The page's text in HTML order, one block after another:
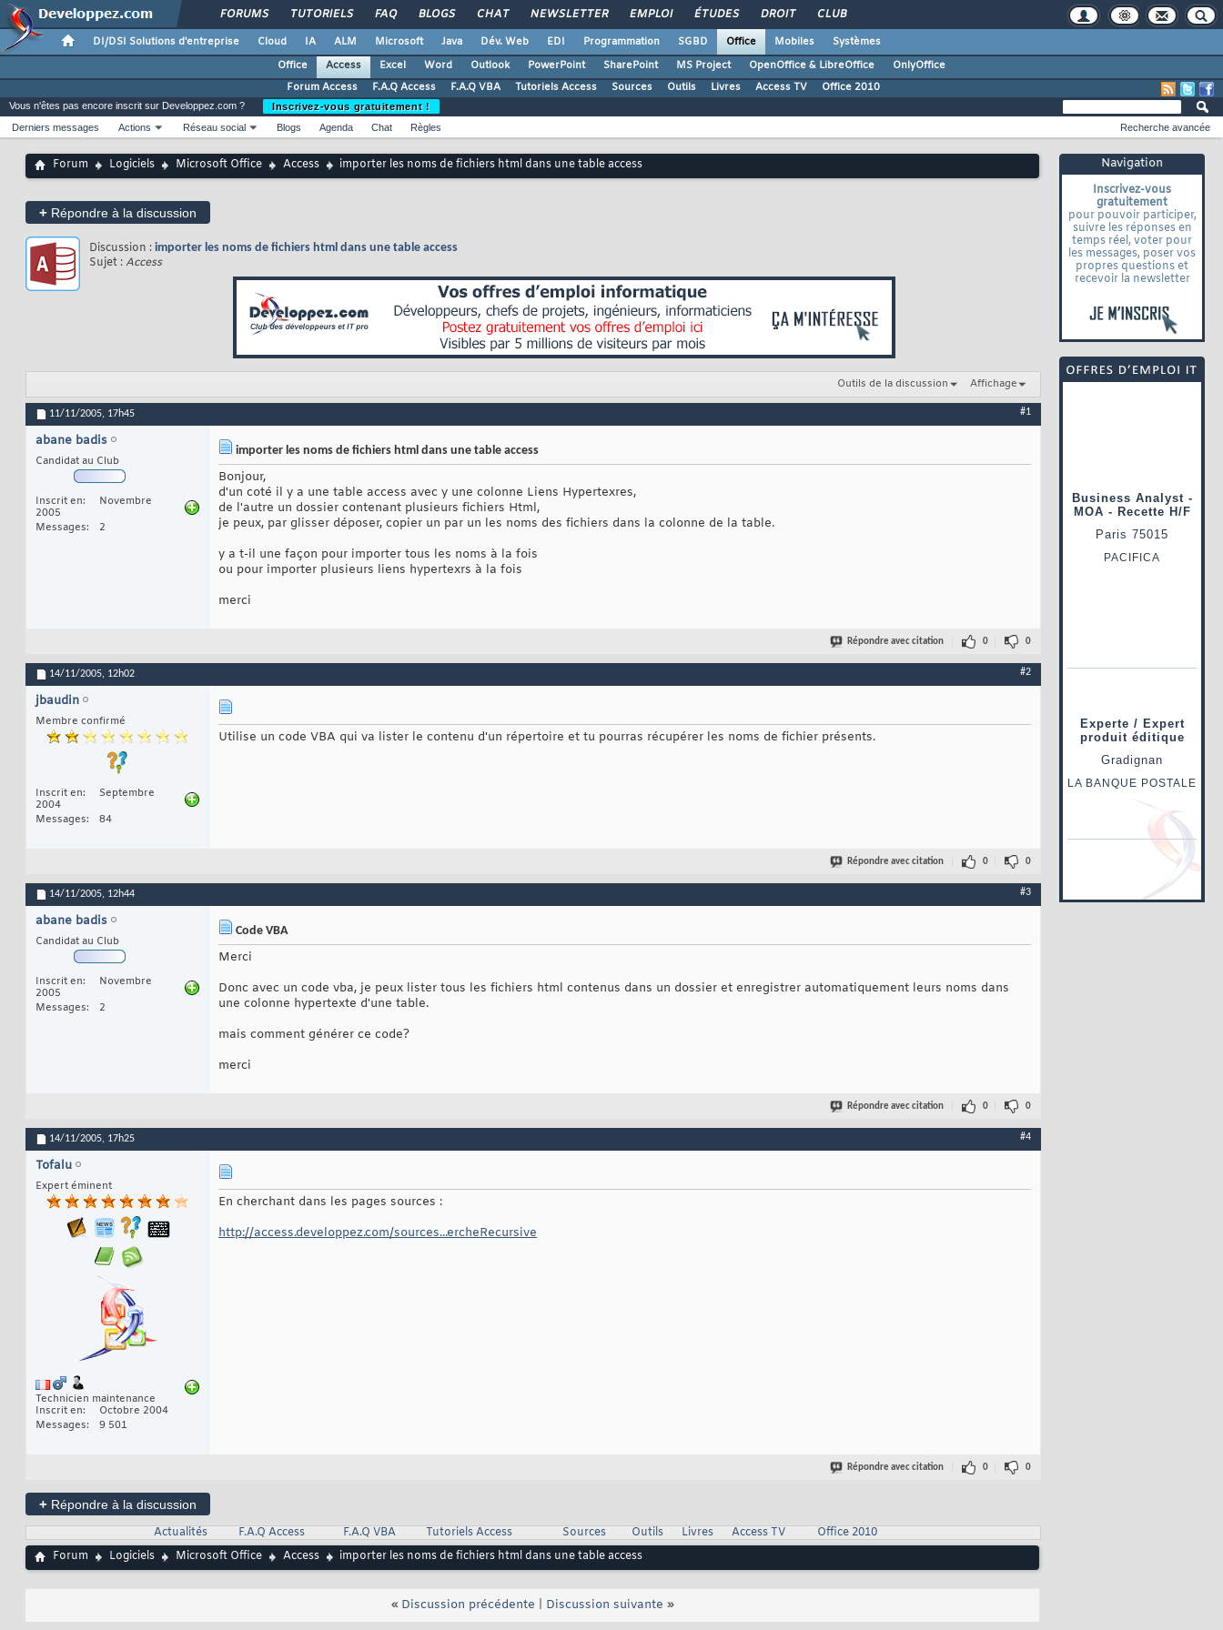
FORUMS TUTORIELS FAQ BLOGS CHAT NEWSLETTER EMPLOI ÉTUDES DROIT CLUB
DI/DSI Solutions d'entreprise Cloud IA ALM Microsoft Java Dév. Web EDI Programmation SGBD Office Mobiles
Systèmes
Office
Access Excel Word Outlook PowerPoint SharePoint MS Project OpenOffice & LibreOffice
OnlyOffice
Forum Access
F.A.Q Access F.A.Q VBA Tutoriels Access Sources Outils Livres Access TV Office 2010
Navigation
Inscrivez-vous
gratuitement
pour pouvoir participer,
suivre les réponses en
temps réel, voter pour
les messages, poser vos
propres questions et
recevoir la newsletter
Vous n'êtes pas encore inscrit sur Developpez.com ?
Inscrivez-vous gratuitement !
Derniers messages
Actions Réseau social Blogs Agenda Chat Règles Recherche avancée
Forum Logiciels Microsoft Office Access importer les noms de fichiers html dans une table access
+ Répondre à la discussion
Discussion : importer les noms de fichiers html dans une table access
Sujet :Access
Outils de la discussion Affichage
11/11/2005, 17h45 #1
abane badis
Candidat au Club
Inscrit en
Novembre
2005
Messages
2
importer les noms de fichiers html dans une table access
Bonjour,
d'un coté il y a une table access avec y une colonne Liens Hypertexres,
de l'autre un dossier contenant plusieurs fichiers Html,
je peux, par glisser déposer, copier un par un les noms des fichiers dans la colonne de la table.
y a t-il une façon pour importer tous les noms à la fois
ou pour importer plusieurs liens hypertexrs à la fois
merci
Répondre avec citation 0 0
14/11/2005, 12h02 #2
jbaudin
Membre confirmé
Inscrit en
Septembre
2004
Messages
84
Utilise un code VBA qui va lister le contenu d'un répertoire et tu pourras récupérer les noms de fichier présents.
Répondre avec citation 0 0
14/11/2005, 12h44 #3
abane badis
Candidat au Club
Inscrit en
Novembre
2005
Messages
2
Code VBA
Merci
Donc avec un code vba, je peux lister tous les fichiers html contenus dans un dossier et enregistrer automatiquement leurs noms dans
une colonne hypertexte d'une table.
mais comment générer ce code?
merci
Répondre avec citation 0 0
14/11/2005, 17h25 #4
Tofalu
Expert éminent
Technicien maintenance
Inscrit en
Octobre 2004
Messages
9 501
En cherchant dans les pages sources :
http://access.developpez.com/sources...ercheRecursive
Répondre avec citation 0 0
+ Répondre à la discussion
Actualités
F.A.Q Access F.A.Q VBA Tutoriels Access Sources Outils Livres Access TV
Office 2010
Forum
Logiciels Microsoft Office Access importer les noms de fichiers html dans une table access
« Discussion précédente Discussion suivante »